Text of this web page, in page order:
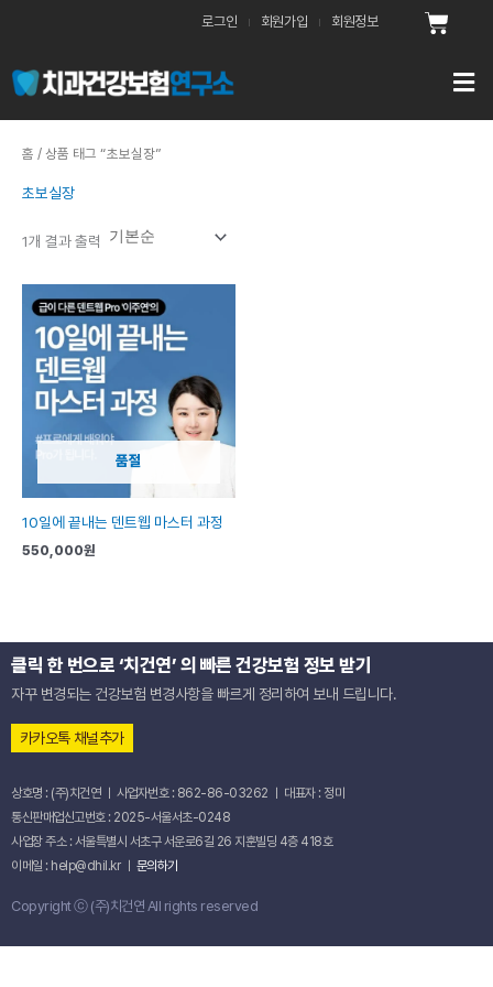
로그인 회원가입 회원정보 Cart
홈 / 상품 태그 “초보실장”
초보실장
1개 결과 출력
품절
10일에 끝내는 덴트웹 마스터 과정
550,000원
클릭 한 번으로 ‘치건연’ 의 빠른 건강보험 정보 받기
자꾸 변경되는 건강보험 변경사항을 빠르게 정리하여 보내 드립니다.
카카오톡 채널추가
상호명 : (주)치건연 ㅣ 사업자번호 : 862-86-03262 ㅣ 대표자 : 정미
통신판매업신고번호 : 2025-서울서초-0248
사업장 주소 : 서울특별시 서초구 서운로6길 26 지훈빌딩 4층 418호
이메일 : help@dhil.kr ㅣ 문의하기
Copyright ⓒ (주)치건연 All rights reserved